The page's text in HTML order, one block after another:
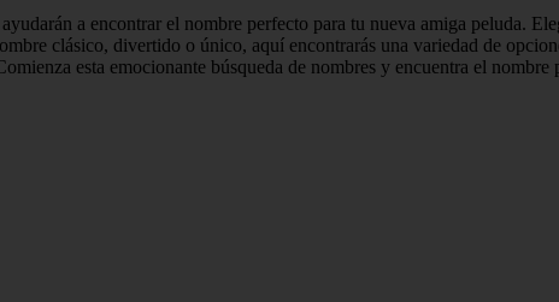
a encontrar el nombre perfecto para tu nueva amiga peluda.
clásico, divertido o único, aquí encontrarás una variedad de
esta emocionante búsqueda de nombres y encuentra el